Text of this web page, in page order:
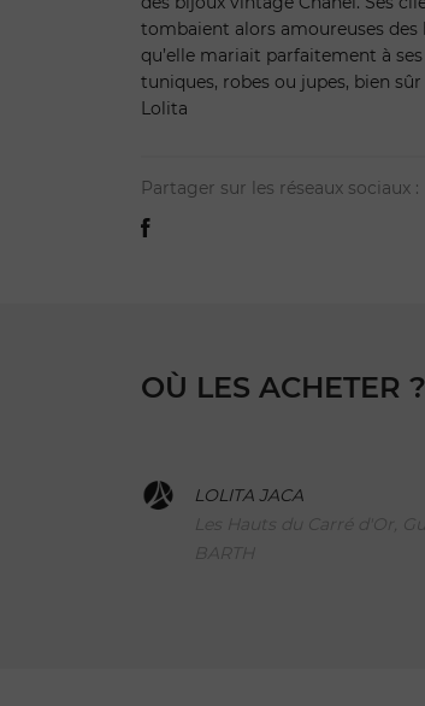
tombaient alors amoureuses des
qu’elle mariait parfaitement à
tuniques, robes ou jupes, bien
Lolita
Partager sur les réseaux sociaux :
OÙ LES ACHETER
LOLITA JACA
Les Hauts du Carré d'Or,
BARTH